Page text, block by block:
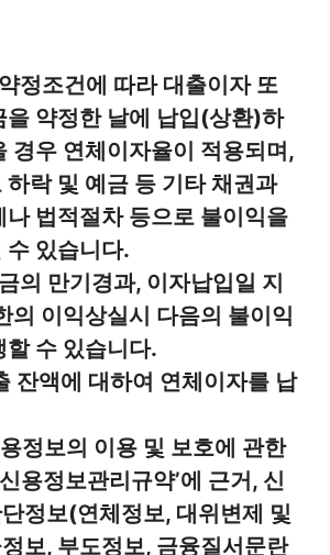
정조건에 따라 대출이자 또
을 약정한 날에 납입(상환)하
경우 연체이자율이 적용되며,
하락 및 예금 등 기타 채권과
나 법적절차 등으로 불이익을
수 있습니다.
의 만기경과, 이자납입일 지
의 이익상실시 다음의 불이익
할 수 있습니다.
액에 대하여 연체이자를 납
정보의 이용 및 보호에 관한
신용정보관리규약’에 근거, 신
정보(연체정보, 대위변제 및
보, 부도정보, 금융질서문란